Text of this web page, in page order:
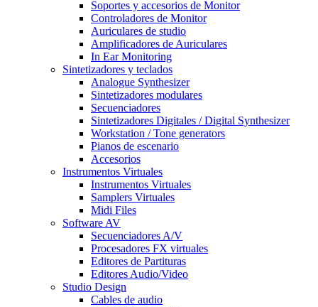
Soportes y accesorios de Monitor
Controladores de Monitor
Auriculares de studio
Amplificadores de Auriculares
In Ear Monitoring
Sintetizadores y teclados
Analogue Synthesizer
Sintetizadores modulares
Secuenciadores
Sintetizadores Digitales / Digital Synthesizer
Workstation / Tone generators
Pianos de escenario
Accesorios
Instrumentos Virtuales
Instrumentos Virtuales
Samplers Virtuales
Midi Files
Software AV
Secuenciadores A/V
Procesadores FX virtuales
Editores de Partituras
Editores Audio/Video
Studio Design
Cables de audio